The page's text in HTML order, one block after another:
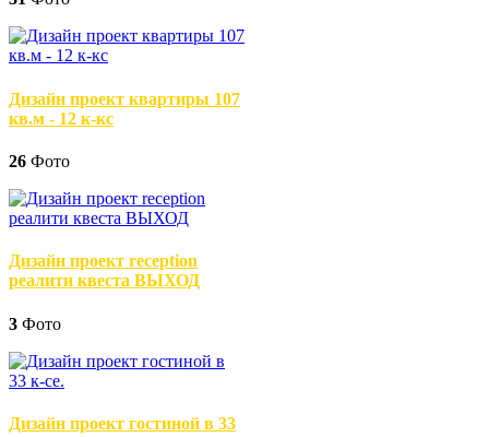
Дизайн проект квартиры 107
кв.м - 12 к-кс
26 Фото
Дизайн проект reception
реалити квеста ВЫХОД
3 Фото
Дизайн проект гостиной в 33